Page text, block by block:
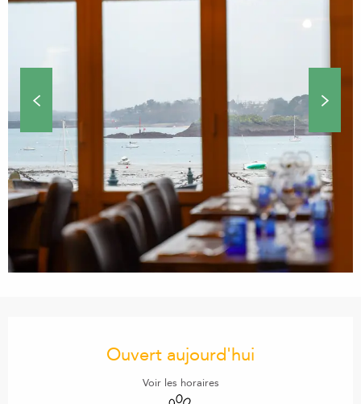
Ouvert aujourd'hui
Voir les horaires